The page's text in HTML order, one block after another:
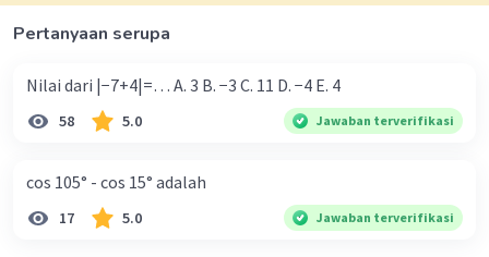
Pertanyaan serupa
Nilai dari |−7+4|=… A. 3 B. −3 C. 11 D. −4 E. 4
58 5.0 Jawaban terverifikasi
cos 105° - cos 15° adalah
17 5.0 Jawaban terverifikasi